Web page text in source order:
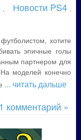
Новости PS4
хотите
эпичные голы
партнером для
моделей конечно
... читать дальше
1 комментарий »